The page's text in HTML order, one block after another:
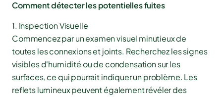
Comment détecter les potentielles fuites
1. Inspection Visuelle
Commencez par un examen visuel minutieux de
toutes les connexions et joints. Recherchez les signes
visibles d'humidité ou de condensation sur les
surfaces, ce qui pourrait indiquer un problème. Les
reflets lumineux peuvent également révéler des